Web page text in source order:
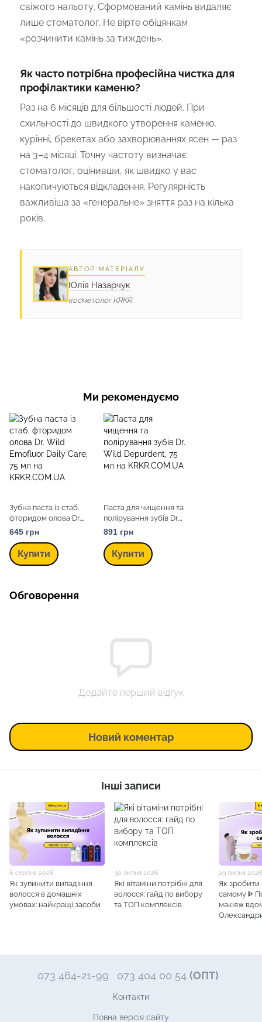
свіжого нальоту. Сформований камінь видаляє
лише стоматолог. Не вірте обіцянкам
«розчинити камінь за тиждень».
Як часто потрібна професійна чистка для
профілактики каменю?
Раз на 6 місяців для більшості людей. При
схильності до швидкого утворення каменю,
курінні, брекетах або захворюваннях ясен — раз
на 3–4 місяці. Точну частоту визначає
стоматолог, оцінивши, як швидко у вас
накопичуються відкладення. Регулярність
важливіша за «генеральне» зняття раз на кілька
років.
АВТОР МАТЕРІАЛУ
Юлія Назарчук
косметолог KRKR
Ми рекомендуємо
Зубна паста із стаб.
фторидом олова Dr.
Wild Emofluor Daily
Care, 75 мл
645 грн
Купити
Паста для чищення та
полірування зубів Dr.
Wild Depurdent, 75 мл
891 грн
Купити
Обговорення
Додайте перший відгук
Новий коментар
Інші записи
6 серпня 2026
Як зупинити випадіння
волосся в домашніх
умовах: найкращі засоби
30 липня 2026
Які вітаміни потрібні для
волосся: гайд по вибору
та ТОП комплексів
29 липня
Як зробити
самому ᐈ
макіяж
073 464-21-99 073 404 00 54 (ОПТ)
Контакти
Повна версія сайту